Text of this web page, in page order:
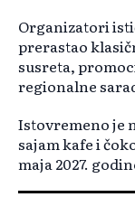
Organizatori
prerastao
susreta,
regionalne
Istovremeno je
sajam kafe i
maja 2027.